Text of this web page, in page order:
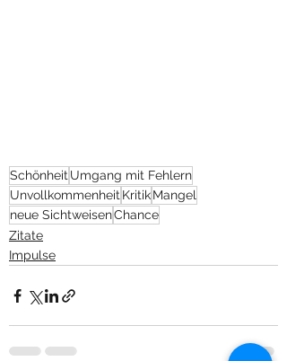
Schönheit Umgang mit Fehlern
Unvollkommenheit KritikMangel
neue SichtweisenChance
Zitate
Impulse